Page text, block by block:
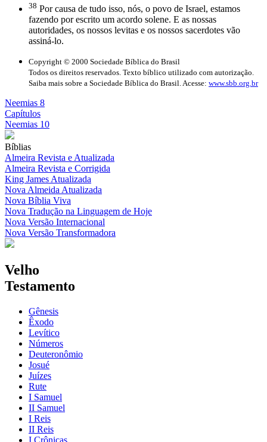
38 Por causa de tudo isso, nós, o povo de Israel, estamos
fazendo por escrito um acordo solene. E as nossas
autoridades, os nossos levitas e os nossos sacerdotes vão
assiná-lo.
Copyright © 2000 Sociedade Bíblica do Brasil
Todos os direitos reservados. Texto bíblico utilizado com autorização.
Saiba mais sobre a Sociedade Bíblica do Brasil. Acesse: www.sbb.org.br
Neemias 8
Capítulos
Neemias 10
Bíblias
Almeira Revista e Atualizada
Almeira Revista e Corrigida
King James Atualizada
Nova Almeida Atualizada
Nova Bíblia Viva
Nova Tradução na Linguagem de Hoje
Nova Versão Internacional
Nova Versão Transformadora
Velho
Testamento
Gênesis
Êxodo
Levítico
Números
Deuteronômio
Josué
Juízes
Rute
I Samuel
II Samuel
I Reis
II Reis
I Crônicas